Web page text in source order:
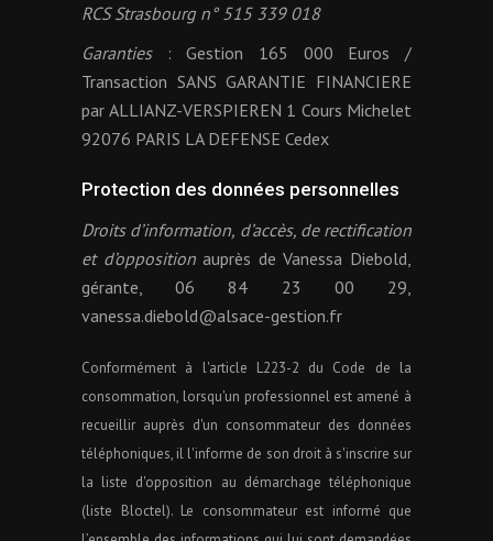
RCS Strasbourg n° 515 339 018
Garanties: Gestion 165 000 Euros /
Transaction SANS GARANTIE FINANCIERE
par ALLIANZ-VERSPIEREN 1 Cours Michelet
92076 PARIS LA DEFENSE Cedex
Protection des données personnelles
Droits d’information, d’accès, de rectification
et d’oppositionauprès de Vanessa Diebold,
gérante, 06 84 23 00 29,
vanessa.diebold@alsace-gestion.fr
Conformément à l'article L223-2 du Code de la
consommation, lorsqu'un professionnel est amené à
recueillir auprès d'un consommateur des données
téléphoniques, il l'informe de son droit à s'inscrire sur
la liste d'opposition au démarchage téléphonique
(liste Bloctel). Le consommateur est informé que